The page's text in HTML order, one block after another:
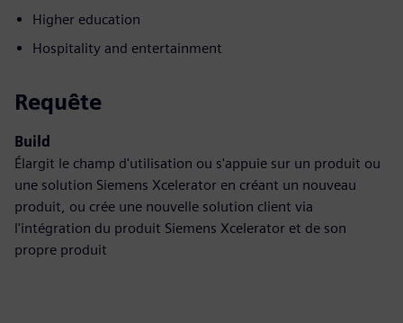
Higher education
Hospitality and entertainment
Requête
Build
Élargit le champ d'utilisation ou s'appuie sur un produit ou
une solution Siemens Xcelerator en créant un nouveau
produit, ou crée une nouvelle solution client via
l'intégration du produit Siemens Xcelerator et de son
propre produit